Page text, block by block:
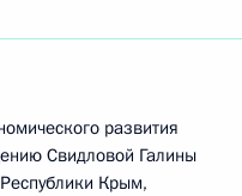
развития
Свидловой Галины
Крым,